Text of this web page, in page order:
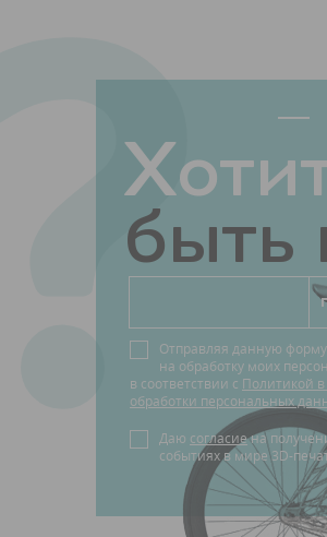
?
быть
Отправляя данную
на обработку моих
в соответствии с Политикой
обработки персональных
Даю согласиена получение новостей о
событиях в мире 3D-